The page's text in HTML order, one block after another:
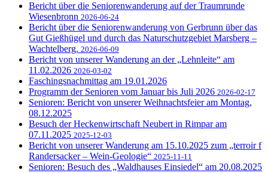
Bericht über die Seniorenwanderung auf der Traumrunde
Wiesenbronn 2026-06-24
Bericht über die Seniorenwanderung von Gerbrunn über das
Gut Gießhügel und durch das Naturschutzgebiet Marsberg –
Wachtelberg. 2026-06-09
Bericht von unserer Wanderung an der „Lehnleite“ am
11.02.2026 2026-03-02
Faschingsnachmittag am 19.01.2026
Programm der Senioren vom Januar bis Juli 2026 2026-02-17
Senioren: Bericht von unserer Weihnachtsfeier am Montag,
08.12.2025
Besuch der Heckenwirtschaft Neubert in Rimpar am
07.11.2025 2025-12-03
Bericht von unserer Wanderung am 15.10.2025 zum „terroir f
Randersacker – Wein-Geologie“ 2025-11-11
Senioren: Besuch des „Waldhauses Einsiedel“ am 20.08.2025